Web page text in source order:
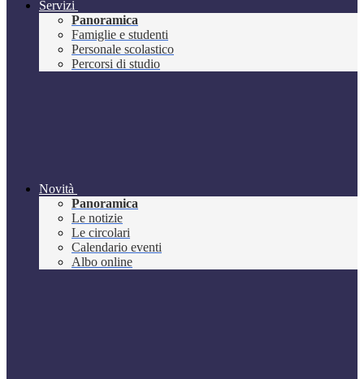
Servizi
Panoramica
Famiglie e studenti
Personale scolastico
Percorsi di studio
Novità
Panoramica
Le notizie
Le circolari
Calendario eventi
Albo online